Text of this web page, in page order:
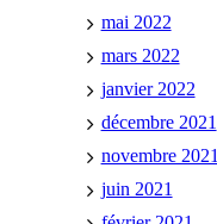
mai 2022
mars 2022
janvier 2022
décembre 2021
novembre 2021
juin 2021